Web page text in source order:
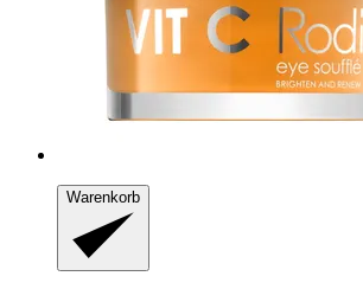
Warenkorb